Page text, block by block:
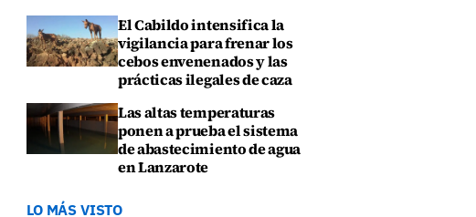
El Cabildo intensifica la
vigilancia para frenar los
cebos envenenados y las
prácticas ilegales de caza
Las altas temperaturas
ponen a prueba el sistema
de abastecimiento de agua
en Lanzarote
LO MÁS VISTO